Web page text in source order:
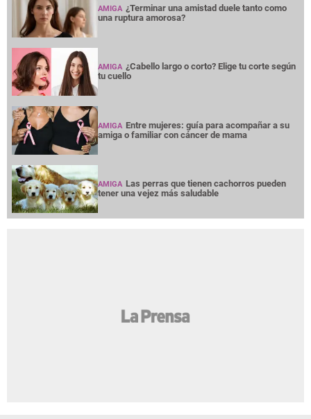
AMIGA ¿Terminar una amistad duele tanto como
una ruptura amorosa?
AMIGA ¿Cabello largo o corto? Elige tu corte según
tu cuello
AMIGA Entre mujeres: guía para acompañar a su
amiga o familiar con cáncer de mama
AMIGA Las perras que tienen cachorros pueden
tener una vejez más saludable